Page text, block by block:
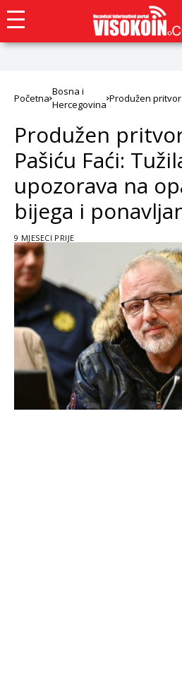
Početna
Bosna i
Hercegovina
Produžen pritvor
Produžen
Pašiću Faći:
upozorava na
bijega i
9 MJESECI PRIJE